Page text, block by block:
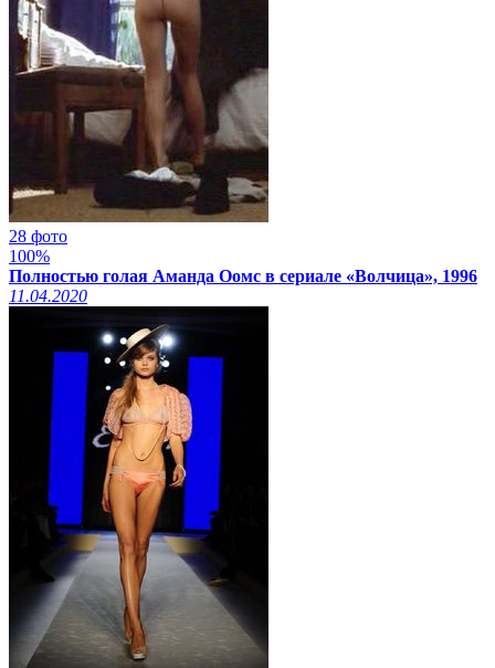
28 фото
100%
Полностью голая Аманда Оомс в сериале «Волчица», 1996
11.04.2020